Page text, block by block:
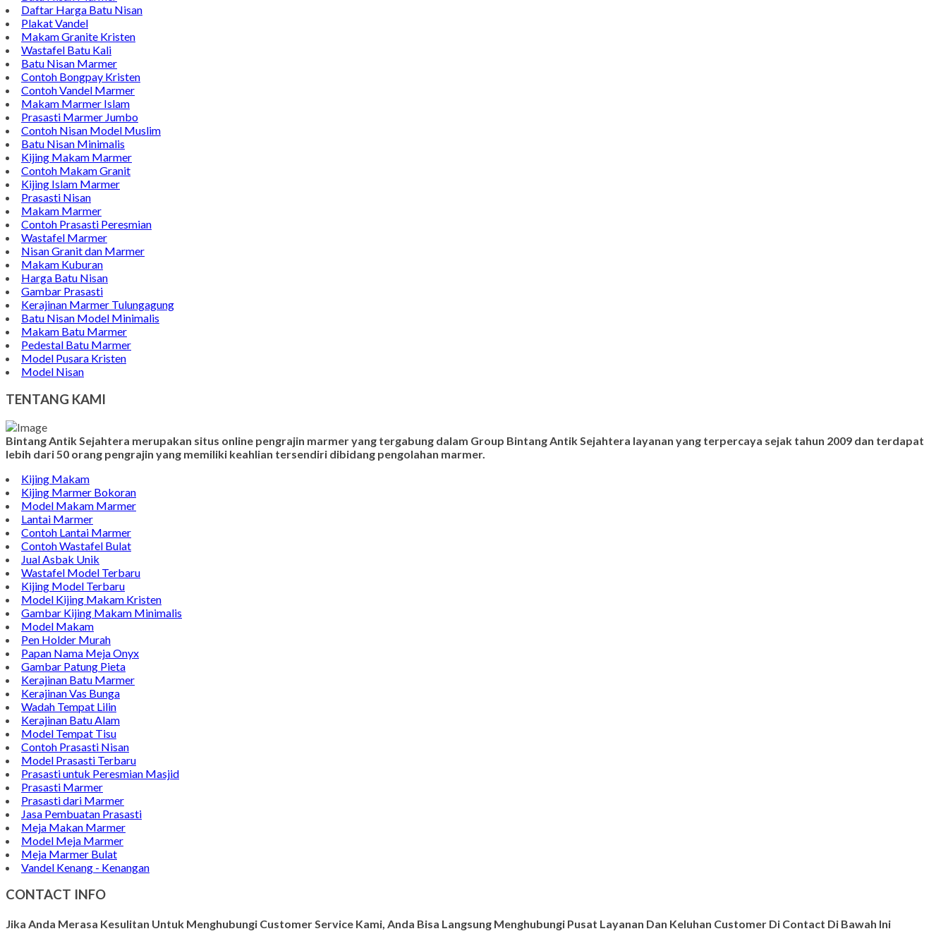
Daftar Harga Batu Nisan
Plakat Vandel
Makam Granite Kristen
Wastafel Batu Kali
Batu Nisan Marmer
Contoh Bongpay Kristen
Contoh Vandel Marmer
Makam Marmer Islam
Prasasti Marmer Jumbo
Contoh Nisan Model Muslim
Batu Nisan Minimalis
Kijing Makam Marmer
Contoh Makam Granit
Kijing Islam Marmer
Prasasti Nisan
Makam Marmer
Contoh Prasasti Peresmian
Wastafel Marmer
Nisan Granit dan Marmer
Makam Kuburan
Harga Batu Nisan
Gambar Prasasti
Kerajinan Marmer Tulungagung
Batu Nisan Model Minimalis
Makam Batu Marmer
Pedestal Batu Marmer
Model Pusara Kristen
Model Nisan
TENTANG KAMI
Bintang Antik Sejahtera merupakan situs online pengrajin marmer yang tergabung dalam Group Bintang Antik Sejahtera layanan yang terpercaya sejak tahun 2009 dan terdapat
lebih dari 50 orang pengrajin yang memiliki keahlian tersendiri dibidang pengolahan marmer.
Kijing Makam
Kijing Marmer Bokoran
Model Makam Marmer
Lantai Marmer
Contoh Lantai Marmer
Contoh Wastafel Bulat
Jual Asbak Unik
Wastafel Model Terbaru
Kijing Model Terbaru
Model Kijing Makam Kristen
Gambar Kijing Makam Minimalis
Model Makam
Pen Holder Murah
Papan Nama Meja Onyx
Gambar Patung Pieta
Kerajinan Batu Marmer
Kerajinan Vas Bunga
Wadah Tempat Lilin
Kerajinan Batu Alam
Model Tempat Tisu
Contoh Prasasti Nisan
Model Prasasti Terbaru
Prasasti untuk Peresmian Masjid
Prasasti Marmer
Prasasti dari Marmer
Jasa Pembuatan Prasasti
Meja Makan Marmer
Model Meja Marmer
Meja Marmer Bulat
Vandel Kenang - Kenangan
CONTACT INFO
Jika Anda Merasa Kesulitan Untuk Menghubungi Customer Service Kami, Anda Bisa Langsung Menghubungi Pusat Layanan Dan Keluhan Customer Di Contact Di Bawah Ini